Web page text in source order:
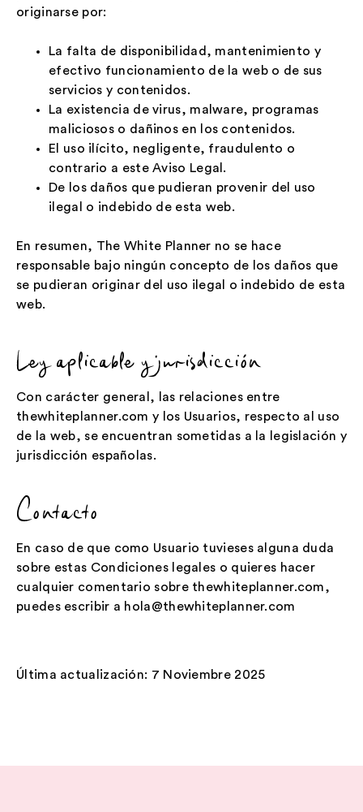
originarse por:
La falta de disponibilidad, mantenimiento y
efectivo funcionamiento de la web o de sus
servicios y contenidos.
La existencia de virus, malware, programas
maliciosos o dañinos en los contenidos.
El uso ilícito, negligente, fraudulento o
contrario a este Aviso Legal.
De los daños que pudieran provenir del uso
ilegal o indebido de esta web.
En resumen, The White Planner no se hace
responsable bajo ningún concepto de los daños que
se pudieran originar del uso ilegal o indebido de esta
web.
Ley aplicable y jurisdicción
Con carácter general, las relaciones entre
thewhiteplanner.com y los Usuarios, respecto al uso
de la web, se encuentran sometidas a la legislación y
jurisdicción españolas.
Contacto
En caso de que como Usuario tuvieses alguna duda
sobre estas Condiciones legales o quieres hacer
cualquier comentario sobre thewhiteplanner.com,
puedes escribir a hola@thewhiteplanner.com
Última actualización: 7 Noviembre 2025